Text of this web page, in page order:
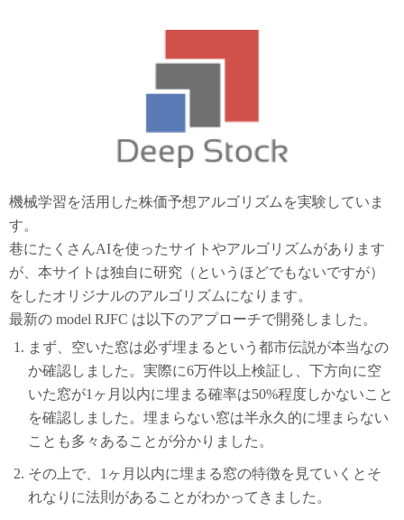
機械学習を活用した株価予想アルゴリズムを実験していま
す。
巷にたくさんAIを使ったサイトやアルゴリズムがあります
が、本サイトは独自に研究（というほどでもないですが）
をしたオリジナルのアルゴリズムになります。
最新の model RJFC は以下のアプローチで開発しました。
まず、空いた窓は必ず埋まるという都市伝説が本当なの
か確認しました。実際に6万件以上検証し、下方向に空
いた窓が1ヶ月以内に埋まる確率は50%程度しかないこと
を確認しました。埋まらない窓は半永久的に埋まらない
ことも多々あることが分かりました。
その上で、1ヶ月以内に埋まる窓の特徴を見ていくとそ
れなりに法則があることがわかってきました。